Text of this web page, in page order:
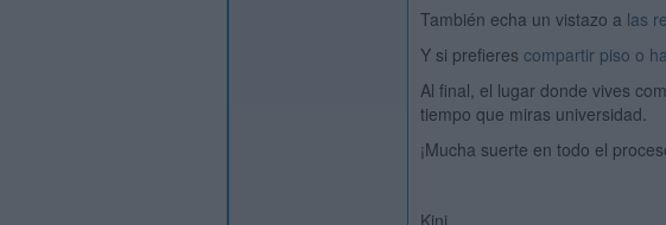
También echa un vistazo a las
Y si prefieres compartir piso o
Al final, el lugar donde vives
tiempo que miras universidad.
¡Mucha suerte en todo el
Kini